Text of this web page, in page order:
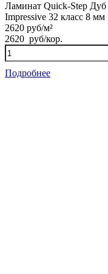
Ламинат Quick-Step
Impressive 32 класс 8 мм
2620 руб/м²
2620 руб/кор.
Количество
товара
Ламинат
Подробнее